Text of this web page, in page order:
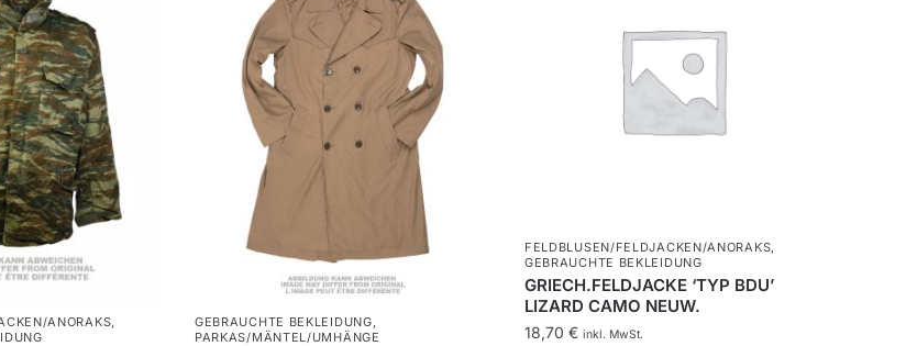
ANORAKS,
GEBRAUCHTE BEKLEIDUNG,
PARKAS/MÄNTEL/UMHÄNGE
FELDBLUSEN/FELDJACKEN/ANORAKS,
GEBRAUCHTE BEKLEIDUNG
GRIECH.FELDJACKE ‘TYP BDU’
LIZARD CAMO NEUW.
18,70 € inkl. MwSt.